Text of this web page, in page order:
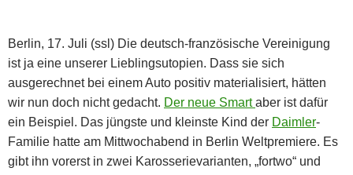
Berlin, 17. Juli (ssl) Die deutsch-französische Vereinigung
ist ja eine unserer Lieblingsutopien. Dass sie sich
ausgerechnet bei einem Auto positiv materialisiert, hätten
wir nun doch nicht gedacht. Der neue Smartaber ist dafür
ein Beispiel. Das jüngste und kleinste Kind der Daimler-
Familie hatte am Mittwochabend in Berlin Weltpremiere. Es
gibt ihn vorerst in zwei Karosserievarianten, „fortwo“ und